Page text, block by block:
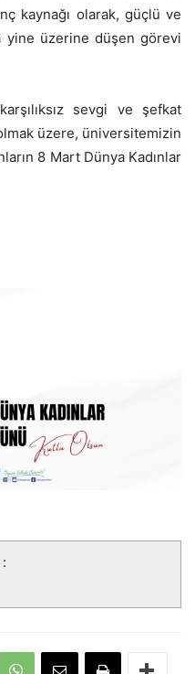
kaynağı olarak, güçlü ve
yine üzerine düşen görevi
sevgi ve şefkat
üzere, üniversitemizin
8 Mart Dünya Kadınlar